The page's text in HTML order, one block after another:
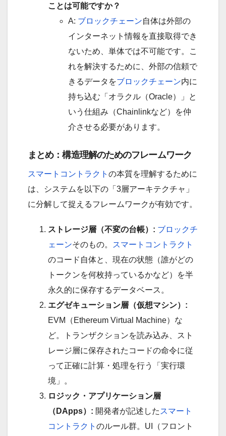
ことは可能ですか？
A: ブロックチェーン自体は外部の
インターネット情報を直接取得でき
ないため、単体では不可能です。こ
れを解決するために、外部の信頼で
きるデータをブロックチェーン内に
持ち込む「オラクル（Oracle）」と
いう仕組み（Chainlinkなど）を仲
介させる必要があります。
まとめ：構造理解のためのフレームワーク
スマートコントラクト の本質を理解するために
は、システムを以下の「3層アーキテクチャ」
に分解して捉えるフレームワークが有効です。
ストレージ層（不変の台帳）: ブロックチ
ェーンそのもの。
スマートコントラクト
のコード自体と、現在の状態（誰がどの
トークンを何枚持っているかなど）を半
永久的に保存するデータベース。
エグゼキューション層（仮想マシン）:
EVM（Ethereum Virtual Machine）な
ど。トランザクションを読み込み、スト
レージ層に保存されたコードの命令に従
って正確に計算・処理を行う「実行環
境」。
ロジック・アプリケーション層
（DApps）: 開発者が記述した スマート
コントラクト のルール群。UI（フロント